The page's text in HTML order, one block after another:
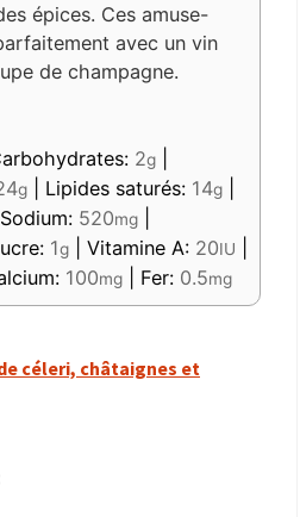
épices. Ces amuse-
avec un vin
de champagne.
2g
g Lipides saturés: 14g
Sodium: 520mg
1g Vitamine A: 20IU
100mg Fer: 0.5mg
céleri, châtaignes et